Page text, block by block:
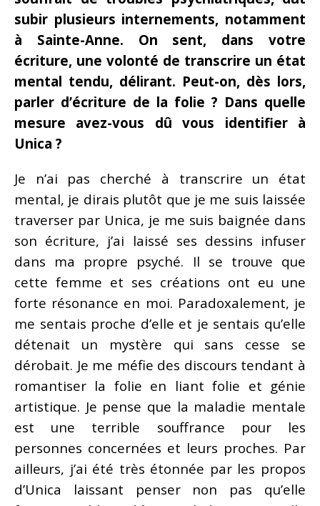
subir plusieurs internements, notamment
à Sainte-Anne. On sent, dans votre
écriture, une volonté de transcrire un état
mental tendu, délirant. Peut-on, dès lors,
parler d’écriture de la folie ? Dans quelle
mesure avez-vous dû vous identifier à
Unica ?
Je n’ai pas cherché à transcrire un état
mental, je dirais plutôt que je me suis laissée
traverser par Unica, je me suis baignée dans
son écriture, j’ai laissé ses dessins infuser
dans ma propre psyché. Il se trouve que
cette femme et ses créations ont eu une
forte résonance en moi. Paradoxalement, je
me sentais proche d’elle et je sentais qu’elle
détenait un mystère qui sans cesse se
dérobait. Je me méfie des discours tendant à
romantiser la folie en liant folie et génie
artistique. Je pense que la maladie mentale
est une terrible souffrance pour les
personnes concernées et leurs proches. Par
ailleurs, j’ai été très étonnée par les propos
d’Unica laissant penser non pas qu’elle